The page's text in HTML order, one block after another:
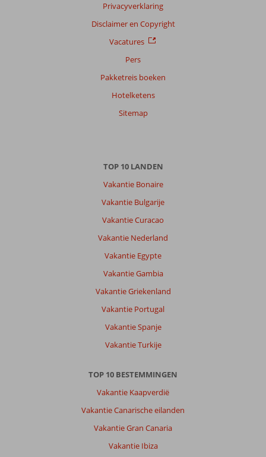
Privacyverklaring
Disclaimer en Copyright
Vacatures
Pers
Pakketreis boeken
Hotelketens
Sitemap
TOP 10 LANDEN
Vakantie Bonaire
Vakantie Bulgarije
Vakantie Curacao
Vakantie Nederland
Vakantie Egypte
Vakantie Gambia
Vakantie Griekenland
Vakantie Portugal
Vakantie Spanje
Vakantie Turkije
TOP 10 BESTEMMINGEN
Vakantie Kaapverdië
Vakantie Canarische eilanden
Vakantie Gran Canaria
Vakantie Ibiza